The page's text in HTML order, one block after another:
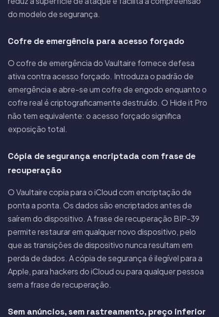
do modelo de segurança.
Cofre de emergência para acesso forçado
O cofre de emergência do Vaultaire fornece defesa
ativa contra acesso forçado. Introduza o padrão de
emergência e abre-se um cofre de engodo enquanto o
cofre real é criptograficamente destruído. O Hide it Pro
não tem equivalente: o acesso forçado significa
exposição total.
Cópia de segurança encriptada com frase de
recuperação
O Vaultaire copia para o iCloud com encriptação de
ponta a ponta. Os dados são encriptados antes de
saírem do dispositivo. A frase de recuperação BIP-39
permite restaurar em qualquer novo dispositivo, pelo
que as transições de dispositivo nunca resultam em
perda de dados. A cópia de segurança é ilegível para a
Apple, para hackers do iCloud ou para qualquer pessoa
sem a frase de recuperação.
Sem anúncios, sem rastreamento, preço inferior